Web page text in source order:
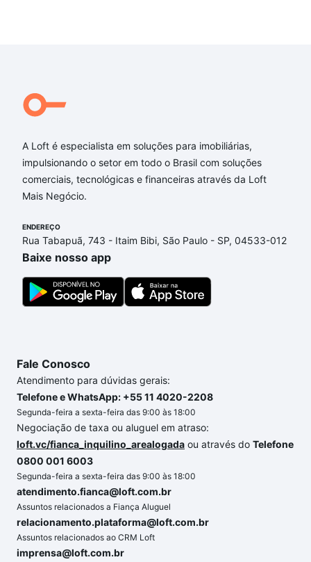
A Loft é especialista em soluções para imobiliárias,
impulsionando o setor em todo o Brasil com soluções
comerciais, tecnológicas e financeiras através da Loft
Mais Negócio.
ENDEREÇO
Rua Tabapuã, 743 - Itaim Bibi, São Paulo - SP, 04533-012
Baixe nosso app
Fale Conosco
Atendimento para dúvidas gerais:
Telefone e WhatsApp: +55 11 4020-2208
Segunda-feira a sexta-feira das 9:00 às 18:00
Negociação de taxa ou aluguel em atraso:
loft.vc/fianca_inquilino_arealogada ou através do Telefone
0800 001 6003
Segunda-feira a sexta-feira das 9:00 às 18:00
atendimento.fianca@loft.com.br
Assuntos relacionados a Fiança Aluguel
relacionamento.plataforma@loft.com.br
Assuntos relacionados ao CRM Loft
imprensa@loft.com.br